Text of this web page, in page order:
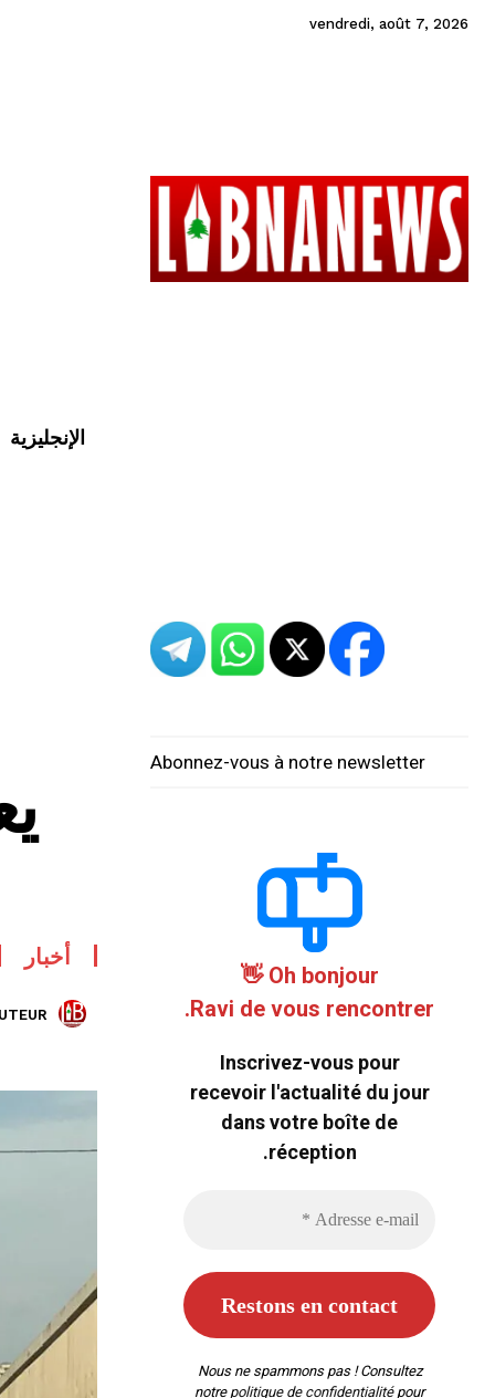
vendredi, août 7, 2026
الإنجليزية
Abonnez-vous à notre newsletter
Oh bonjour 👋
Ravi de vous rencontrer.
Inscrivez-vous pour
recevoir l'actualité du jour
dans votre boîte de
réception.
Nous ne spammons pas ! Consultez
notre politique de confidentialitépour
أخبار